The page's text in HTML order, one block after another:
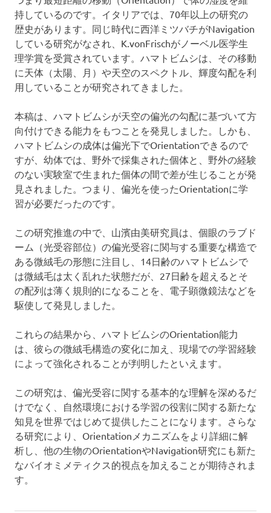
体
や
組
織、
細
胞
な
の
表
面
に
塗
布
す
る
と
で、
く
薄
い
被
を
形
成
し、
象
物
か
ら
の
水
分
の
持しているのです。イタリアでは、70年以上の研究の
歴史があります。同じ時代に西洋ミツバチがNavigation
している研究がなされ、K.vonFrischがノーベル医学生
理学賞を受賞されています。ハマトビムシは、その移動
に天体（太陽、月）や天空のスペクトル、輝度勾配を利
用していることが研究されてきました。
本稿は、ハマトビムシが天空の偏光の勾配に基づいて方
向付けできる能力をもつことを発見しました。しかも、
ハマトビムシの成体は偏光下でOrientationできるので
すが、幼体では、野外で採集された個体と、野外の経験
のない実験室で生まれた個体の間で差が生じることが発
見されました。つまり、偏光を使ったOrientationに学
習が必要だったのです。
この研究推進の中で、山濱由美研究員は、個眼のラブド
ーム（光受容部位）の偏光受容に関与する重要な構造で
ある微絨毛の形態に注目し、14日齢のハマトビムシで
は微絨毛は太く乱れた状態だが、27日齢を超えるとそ
の配列は薄く規則的になることを、電子顕微鏡法などを
駆使して発見しました。
これらの結果から、ハマトビムシのOrientation能力
は、彼らの微絨毛構造の変化に加え、現場での学習経験
によって強化されることが判明したといえます。
この研究は、偏光受容に関する基本的な理解を深めるだ
けでなく、自然環境における学習の役割に関する新たな
知見を世界ではじめて提供したことになります。さらな
る研究により、Orientationメカニズムをより詳細に解
析し、他の生物のOrientationやNavigation研究にも新た
なバイオミメティクス的視点を加えることが期待されま
す。